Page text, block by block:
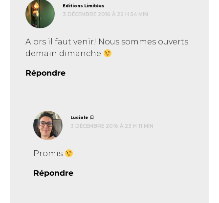
Editions Limitées
3 DÉCEMBRE 2016 À 22 H 54 MIN
Alors il faut venir! Nous sommes ouverts
demain dimanche
Répondre
Luciole
3 DÉCEMBRE 2016 À 23 H 11 MIN
Promis
Répondre